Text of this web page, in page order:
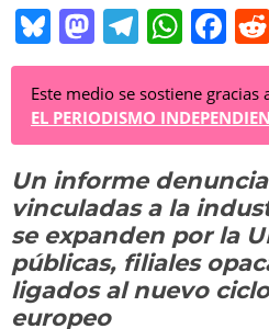
Bl
u
e
sk
y
M
a
st
o
d
o
n
T
el
e
gr
a
m
W
h
at
s
A
p
p
F
a
c
e
b
o
o
k
Este medio se sostiene gracias
EL PERIODISMO
Un informe
vinculadas a la
se expanden por la
públicas, filiales
ligados al nuevo
europeo